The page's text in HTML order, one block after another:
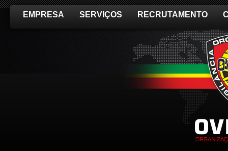
EMPRESA SERVIÇOS RECRUTAMENTO